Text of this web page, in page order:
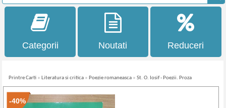
Categorii Noutati Reduceri
Printre Carti » Literatura si critica » Poezie romaneasca »St. O. Iosif - Poezii. Proza
-40%